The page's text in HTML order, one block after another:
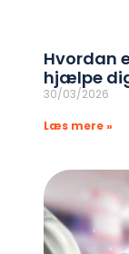
Hvordan
hjælpe
30/03/2026
Læs mere »